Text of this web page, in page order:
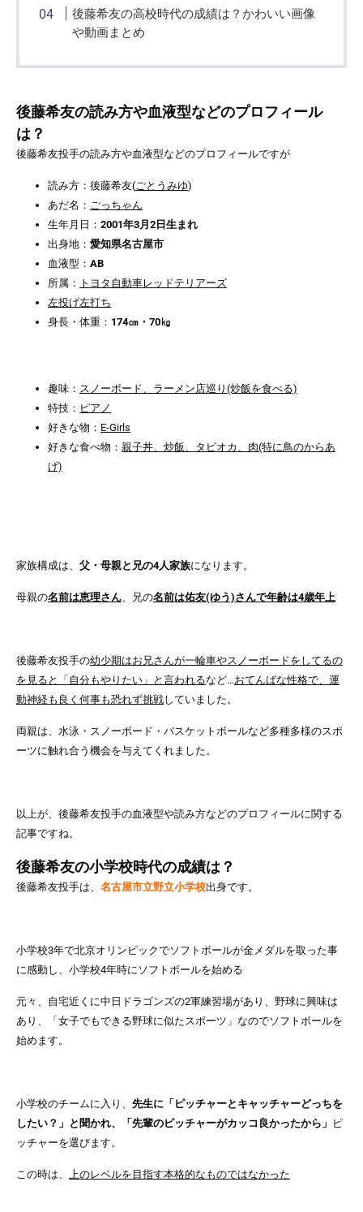
後藤希友の高校時代の成績は？かわいい画像
や動画まとめ
後藤希友の読み方や血液型などのプロフィール
は？
後藤希友投手の読み方や血液型などのプロフィールですが
読み方：後藤希友( ごとうみゆ)
あだ名： ごっちゃん
生年月日： 2001年3月2日生まれ
出身地： 愛知県名古屋市
血液型： AB
所属： トヨタ自動車レッドテリアーズ
左投げ左打ち
身長・体重： 174㎝・70㎏
趣味： スノーボード、ラーメン店巡り(炒飯を食べる)
特技： ピアノ
好きな物： E-Girls
好きな食べ物： 親子丼、炒飯、タピオカ、肉(特に鳥のからあ
げ)
家族構成は、 父・母親と兄の4人家族になります。
母親の名前は恵理さん 、兄の名前は佑友(ゆう)さんで年齢は4歳年上
後藤希友投手の幼少期はお兄さんが一輪車やスノーボードをしてるの
を見ると「自分もやりたい」と言われるなど…おてんばな性格で、運
動神経も良く何事も恐れず挑戦していました。
両親は、水泳・スノーボード・バスケットボールなど多種多様のスポ
ーツに触れ合う機会を与えてくれました。
以上が、後藤希友投手の血液型や読み方などのプロフィールに関する
記事ですね。
後藤希友の小学校時代の成績は？
後藤希友投手は、 名古屋市立野立小学校出身です。
小学校3年で北京オリンピックでソフトボールが金メダルを取った事
に感動し、小学校4年時にソフトボールを始める
元々、 自宅近くに中日ドラゴンズの2軍練習場があり、野球に興味は
あり、「女子でもできる野球に似たスポーツ」なのでソフトボールを
始めます。
小学校のチームに入り、 先生に「ピッチャーとキャッチャーどっちを
したい？」と聞かれ、「先輩のピッチャーがカッコ良かったから」 ピ
ッチャーを選びます。
この時は、 上のレベルを目指す本格的なものではなかった